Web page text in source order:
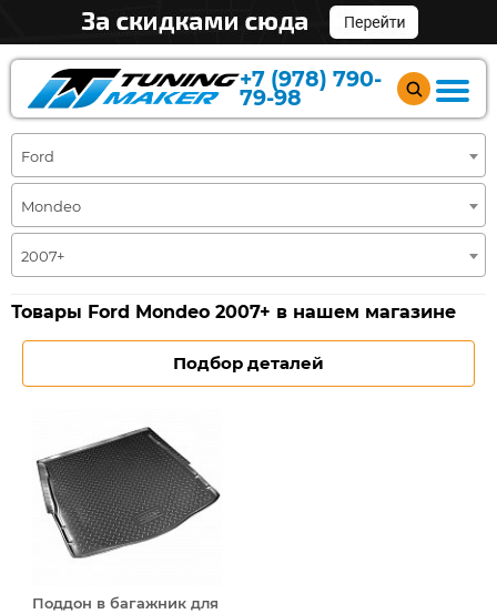
+7 (978) 790-
79-98
Ford
Mondeo
2007+
Товары Ford Mondeo 2007+ в нашем магазине
Подбор деталей
Поддон в багажник для